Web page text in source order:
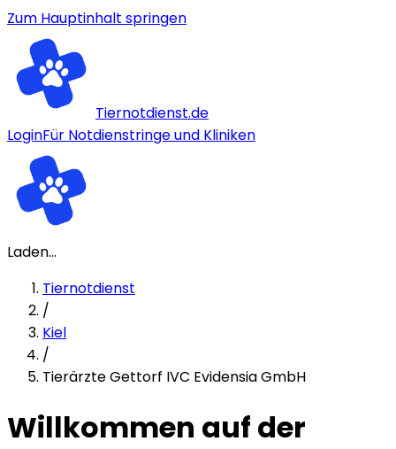
Zum Hauptinhalt springen
Tiernotdienst.de
LoginFür Notdienstringe und Kliniken
Laden...
Tiernotdienst
/
Kiel
/
Tierärzte Gettorf IVC Evidensia GmbH
Willkommen auf der